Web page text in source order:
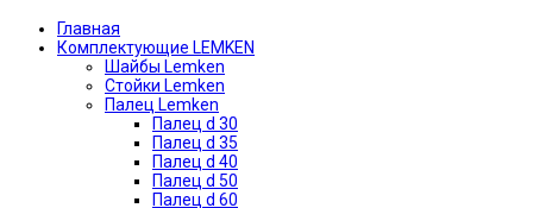
Главная
Комплектующие LEMKEN
Шайбы Lemken
Стойки Lemken
Палец Lemken
Палец d 30
Палец d 35
Палец d 40
Палец d 50
Палец d 60